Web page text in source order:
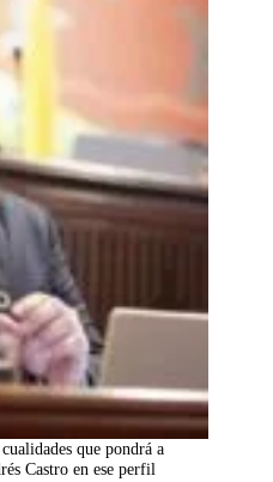
que pondrá a
Castro en ese perfil